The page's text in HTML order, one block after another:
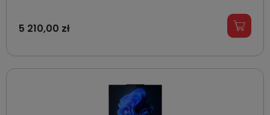
5 210,00 zł